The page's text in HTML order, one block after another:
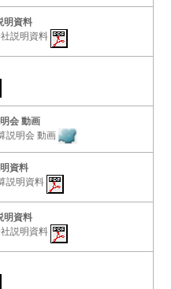
明資料
説明資料
会 動画
説明会 動画
資料
説明資料
明資料
説明資料